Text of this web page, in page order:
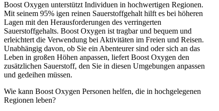
Boost Oxygen unterstützt Individuen in hochwertigen Regionen.
Mit seinem 95% igen reinen Sauerstoffgehalt hilft es bei höheren
Lagen mit den Herausforderungen des verringerten
Sauerstoffgehalts. Boost Oxygen ist tragbar und bequem und
erleichtert die Verwendung bei Aktivitäten im Freien und Reisen.
Unabhängig davon, ob Sie ein Abenteurer sind oder sich an das
Leben in großen Höhen anpassen, liefert Boost Oxygen den
zusätzlichen Sauerstoff, den Sie in diesen Umgebungen anpassen
und gedeihen müssen.
Wie kann Boost Oxygen Personen helfen, die in hochgelegenen
Regionen leben?